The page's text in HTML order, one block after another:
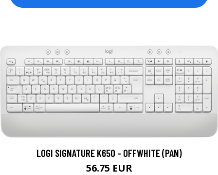
LOGI SIGNATURE K650 - OFFWHITE (PAN)
56.75 EUR